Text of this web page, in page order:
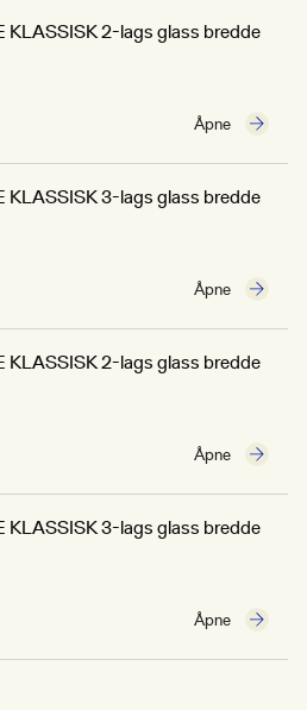
KLASSISK 2-lags glass bredde
Åpne
KLASSISK 3-lags glass bredde
Åpne
KLASSISK 2-lags glass bredde
Åpne
KLASSISK 3-lags glass bredde
Åpne